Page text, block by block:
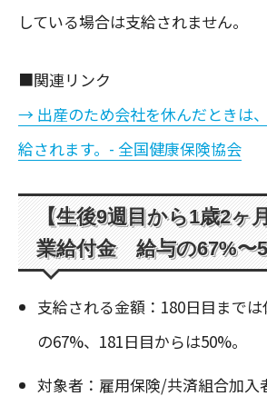
している場合は支給されません。
■関連リンク
→ 出産のため会社を休んだときは
給されます。- 全国健康保険協会
【生後9週目から1歳2ヶ
業給付金 給与の67%〜
支給される金額：180日目まで
の67%、181日目からは50%。
対象者：雇用保険/共済組合加入